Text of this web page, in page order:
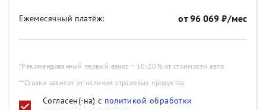
Ежемесячный платёж: от96 069 ₽/мес
*Рекомендованный первый взнос ~ 10-20% от стоимости авто
**Ставка зависит от наличия страховых продуктов
Согласен(-на) с политикой обработки